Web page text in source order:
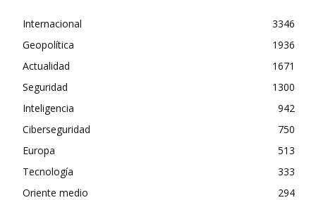
Internacional
3346
Geopolítica
1936
Actualidad
1671
Seguridad
1300
Inteligencia
942
Ciberseguridad
750
Europa
513
Tecnología
333
Oriente medio
294